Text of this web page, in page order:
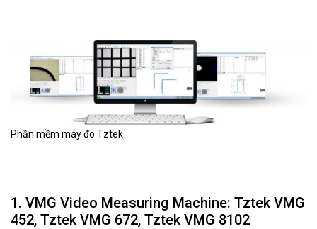
Phần mềm máy đo Tztek
1. VMG Video Measuring Machine: Tztek VMG
452, Tztek VMG 672, Tztek VMG 8102